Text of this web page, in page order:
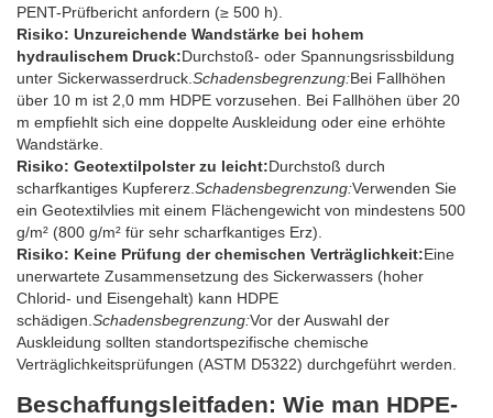
PENT-Prüfbericht anfordern (≥ 500 h).
Risiko: Unzureichende Wandstärke bei hohem
hydraulischem Druck:Durchstoß- oder Spannungsrissbildung
unter Sickerwasserdruck. Schadensbegrenzung:Bei Fallhöhen
über 10 m ist 2,0 mm HDPE vorzusehen. Bei Fallhöhen über 20
m empfiehlt sich eine doppelte Auskleidung oder eine erhöhte
Wandstärke.
Risiko: Geotextilpolster zu leicht:Durchstoß durch
scharfkantiges Kupfererz. Schadensbegrenzung:Verwenden Sie
ein Geotextilvlies mit einem Flächengewicht von mindestens 500
g/m² (800 g/m² für sehr scharfkantiges Erz).
Risiko: Keine Prüfung der chemischen Verträglichkeit:Eine
unerwartete Zusammensetzung des Sickerwassers (hoher
Chlorid- und Eisengehalt) kann HDPE
schädigen. Schadensbegrenzung:Vor der Auswahl der
Auskleidung sollten standortspezifische chemische
Verträglichkeitsprüfungen (ASTM D5322) durchgeführt werden.
Beschaffungsleitfaden: Wie man HDPE-